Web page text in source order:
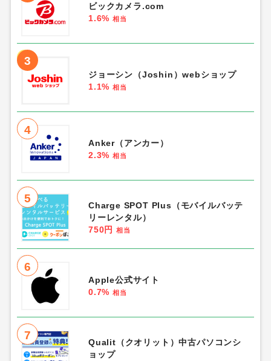
ビックカメラ.com
1.6% 相当
3
ジョーシン（Joshin）webショップ
1.1% 相当
4
Anker（アンカー）
2.3% 相当
5
Charge SPOT Plus（モバイルバッテ
リーレンタル）
750円
相当
6
Apple公式サイト
0.7% 相当
7
Qualit（クオリット）中古パソコンシ
ョップ